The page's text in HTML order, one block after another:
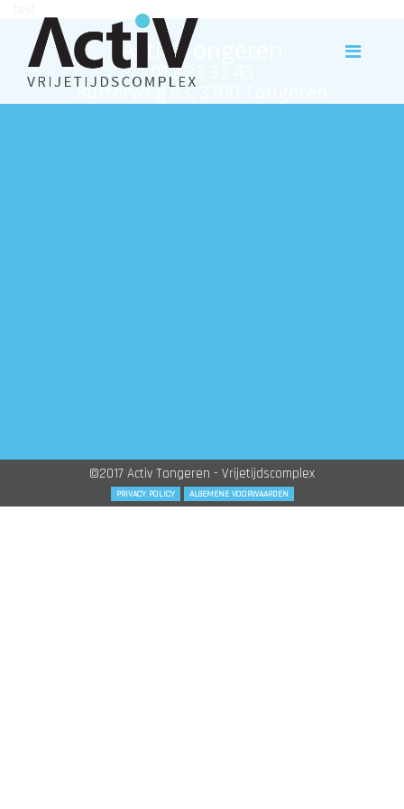
Activ Tongeren
012 23 33 43
Rutterweg 63, 3700 Tongeren
©2017 Activ Tongeren - Vrijetijdscomplex
PRIVACY POLICY ALGEMENE VOORWAARDEN